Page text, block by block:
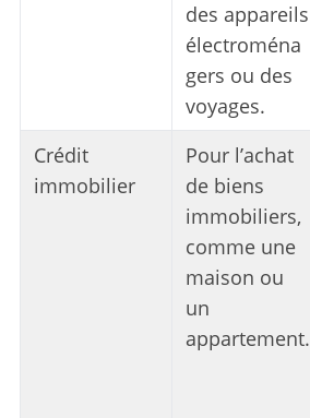
des appareils
électroména
gers ou des
voyages.
Crédit
immobilier
Pour l’achat
de biens
immobiliers,
comme une
maison ou
un
appartement.